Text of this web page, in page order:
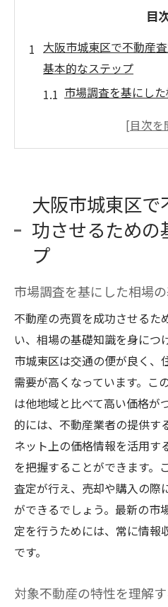
目
大阪市城東区で不動産
基本的なステップ
市場調査を基にし
対象不動産の特性を
査定結果を生かし
地域特性を活かした不
城東区で探る
城東区の地域特性
市場動向を見極め
地域特有の法規制
評価の変動要因と
地域ネットワーク
大阪市城東区の不動産
要な視点
最新の市場動向を
経済情勢と不動産
類似物件との比較
相場情報の信頼性を
大阪市城東区
功させるための
プ
市場調査を基にした相場
不動産の売買を成功させるた
い、相場の基礎知識を身につ
市城東区は交通の便が良く、
需要が高くなっています。こ
は他地域と比べて高い価格が
的には、不動産業者の提供す
ネット上の価格情報を活用す
を把握することができます。
査定が行え、売却や購入の際
ができるでしょう。最新の市
定を行うためには、常に情報
です。
対象不動産の特性を理解す